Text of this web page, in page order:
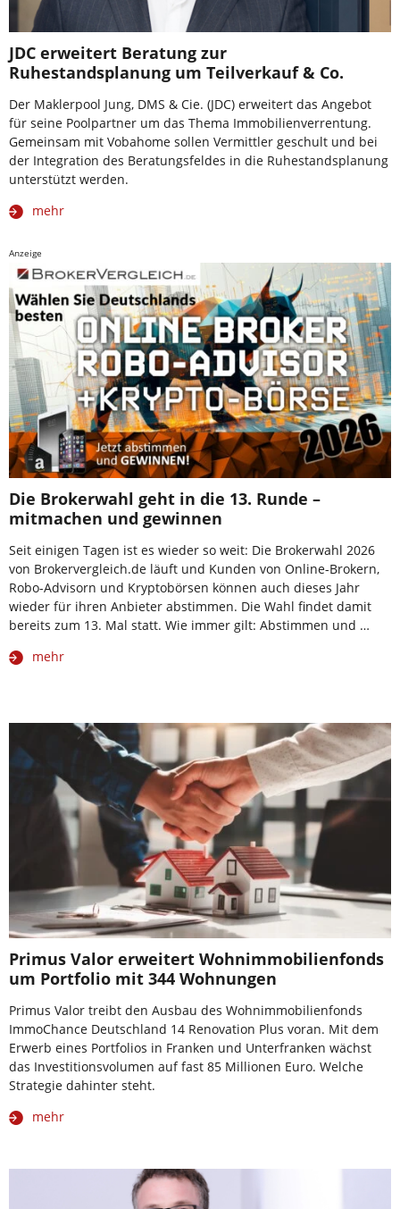
JDC erweitert Beratung zur
Ruhestandsplanung um Teilverkauf & Co.
Der Maklerpool Jung, DMS & Cie. (JDC) erweitert das Angebot
für seine Poolpartner um das Thema Immobilienverrentung.
Gemeinsam mit Vobahome sollen Vermittler geschult und bei
der Integration des Beratungsfeldes in die Ruhestandsplanung
unterstützt werden.
mehr
Anzeige
Die Brokerwahl geht in die 13. Runde –
mitmachen und gewinnen
Seit einigen Tagen ist es wieder so weit: Die Brokerwahl 2026
von Brokervergleich.de läuft und Kunden von Online-Brokern,
Robo-Advisorn und Kryptobörsen können auch dieses Jahr
wieder für ihren Anbieter abstimmen. Die Wahl findet damit
bereits zum 13. Mal statt. Wie immer gilt: Abstimmen und …
mehr
Primus Valor erweitert Wohnimmobilienfonds
um Portfolio mit 344 Wohnungen
Primus Valor treibt den Ausbau des Wohnimmobilienfonds
ImmoChance Deutschland 14 Renovation Plus voran. Mit dem
Erwerb eines Portfolios in Franken und Unterfranken wächst
das Investitionsvolumen auf fast 85 Millionen Euro. Welche
Strategie dahinter steht.
mehr